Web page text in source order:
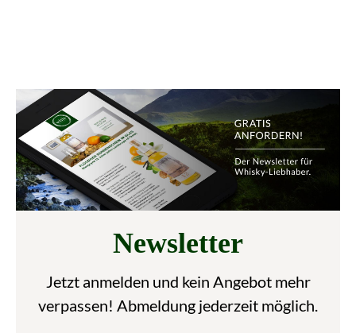
Newsletter
Jetzt anmelden und kein Angebot mehr
verpassen! Abmeldung jederzeit möglich.